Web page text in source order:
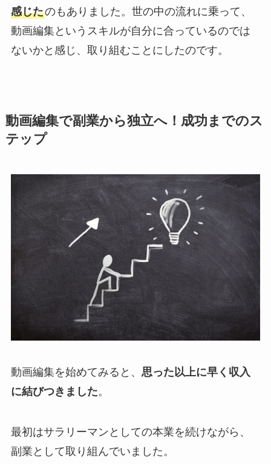
感じたのもありました。世の中の流れに乗って、
動画編集というスキルが自分に合っているのでは
ないかと感じ、取り組むことにしたのです。
動画編集で副業から独立へ！成功までのス
テップ
動画編集を始めてみると、 思った以上に早く収入
に結びつきました。
最初はサラリーマンとしての本業を続けながら、
副業として取り組んでいました。